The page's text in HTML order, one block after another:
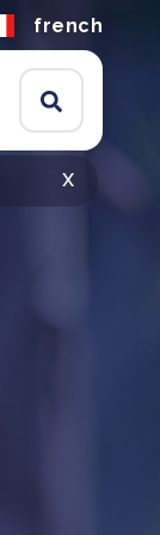
french
x